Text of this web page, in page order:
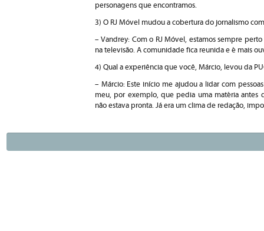
personagens que encontramos.
3) O RJ Móvel mudou a cobertura do jornalismo
– Vandrey: Com o RJ Móvel, estamos sempre
na televisão. A comunidade fica reunida e é mais
4) Qual a experiência que você, Márcio, levou da
– Márcio: Este início me ajudou a lidar com
meu, por exemplo, que pedia uma matéria
não estava pronta. Já era um clima de redação,